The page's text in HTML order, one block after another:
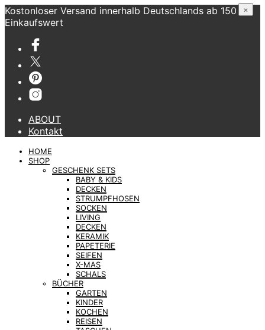
Kostonloser Versand innerhalb Deutschlands ab 150 €
Einkaufswert
ABOUT
Kontakt
HOME
SHOP
GESCHENK SETS
BABY & KIDS
DECKEN
STRUMPFHOSEN
SOCKEN
LIVING
DECKEN
KERAMIK
PAPETERIE
SEIFEN
X-MAS
SCHALS
BÜCHER
GARTEN
KINDER
KOCHEN
REISEN
×